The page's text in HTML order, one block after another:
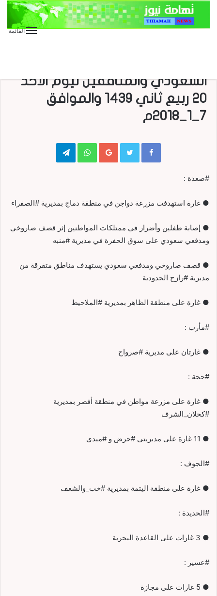
القائمة
السعودي والمنافقين ليوم الأحد
20 ربيع ثاني 1439 والموافق
7_1_2018م
Google+
WhatsApp
Telegram
#صعدة :
● غارة استهدفت مزرعة دواجن في منطقة دماج بمديرية #الصفراء
● إصابة طفلين وأضرار في ممتلكات المواطنين إثر قصف صاروخي
ومدفعي سعودي على سوق الحفرة في مديرية #منبه
● قصف صاروخي ومدفعي سعودي يستهدف مناطق متفرقة من
مديرية #رازح الحدودية
● غارة على منطقة الظاهر بمديرية #الملاحيط
#مأرب :
● غارتان على مديرية #صرواح
#حجة :
● غارة على مزرعة مواطن في منطقة أفصر بمديرية
#كحلان_الشرف
● 11 غارة على مديريتي #حرض و #ميدي
#الجوف :
● غارة على منطقة اليتمة بمديرية #خب_والشعف
#الحديدة :
● 3 غارات على القاعدة البحرية
#عسير :
● 5 غارات على مجازة